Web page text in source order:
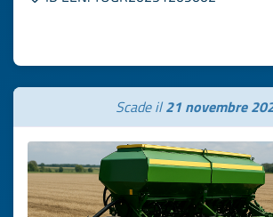
Scade il21 novembre